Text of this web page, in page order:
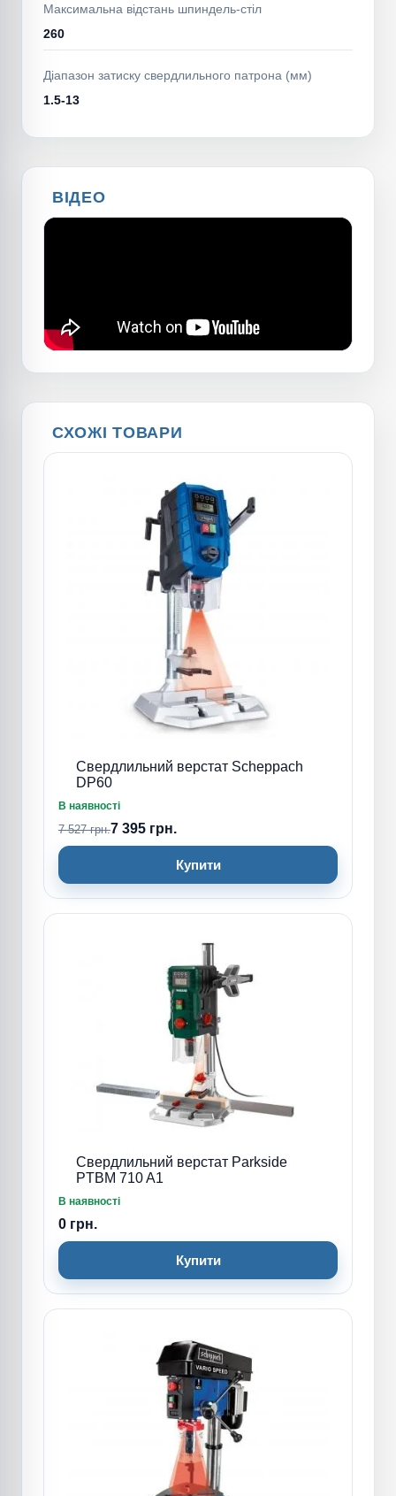
Максимальна відстань шпиндель-стіл
260
Діапазон затиску свердлильного патрона (мм)
1.5-13
ВІДЕО
СХОЖІ ТОВАРИ
Свердлильний верстат Scheppach
DP60
В наявності
7 527 грн.7 395 грн.
Купити
Свердлильний верстат Parkside
PTBM 710 A1
В наявності
0 грн.
Купити